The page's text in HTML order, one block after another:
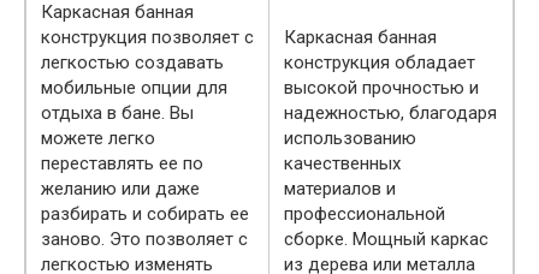
Каркасная банная
конструкция позволяет с
легкостью создавать
мобильные опции для
отдыха в бане. Вы
можете легко
переставлять ее по
желанию или даже
разбирать и собирать ее
заново. Это позволяет с
легкостью изменять
Каркасная банная
конструкция обладает
высокой прочностью и
надежностью, благодаря
использованию
качественных
материалов и
профессиональной
сборке. Мощный каркас
из дерева или металла